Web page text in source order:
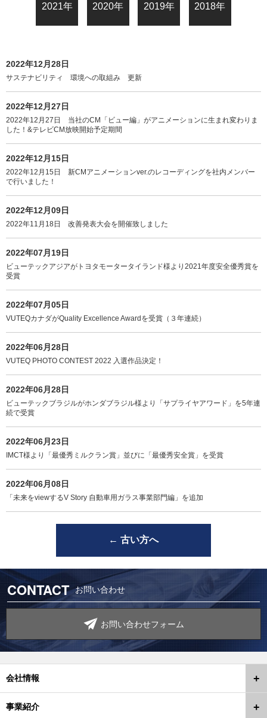
2021年 2020年 2019年 2018年
2022年12月28日
サステナビリティ 環境への取組み 更新
2022年12月27日
2022年12月27日 当社のCM「ビュー編」がアニメーションに生まれ変わりま
した！&テレビCM放映開始予定期間
2022年12月15日
2022年12月15日 新CMアニメーションver.のレコーディングを社内メンバー
で行いました！
2022年12月09日
2022年11月18日 改善発表大会を開催致しました
2022年07月19日
ビューテックアジアがトヨタモータータイランド様より2021年度安全優秀賞を
受賞
2022年07月05日
VUTEQカナダがQuality Excellence Awardを受賞（３年連続）
2022年06月28日
VUTEQ PHOTO CONTEST 2022 入選作品決定！
2022年06月28日
ビューテックブラジルがホンダブラジル様より「サプライヤアワード」を5年連
続で受賞
2022年06月23日
IMCT様より「最優秀ミルクラン賞」並びに「最優秀安全賞」を受賞
2022年06月08日
「未来をviewするV Story 自動車用ガラス事業部門編」を追加
← 古い方へ
CONTACT お問い合わせ
お問い合わせフォーム
会社情報
事業紹介